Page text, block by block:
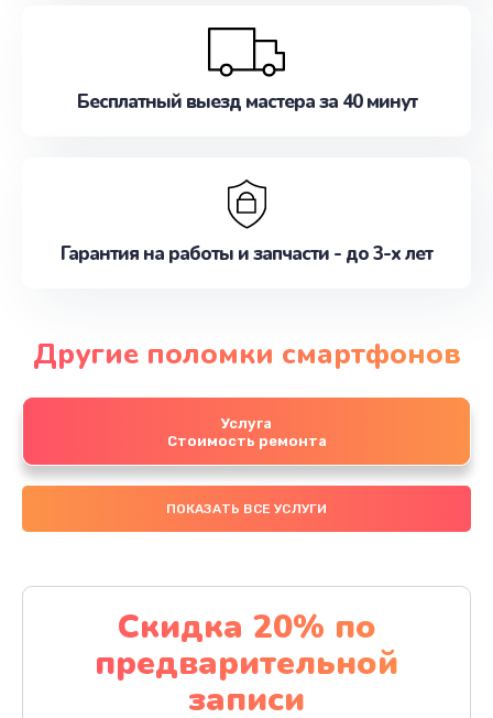
Бесплатный выезд мастера за 40 минут
Гарантия на работы и запчасти - до 3-х лет
Другие поломки смартфонов
Услуга
Стоимость ремонта
ПОКАЗАТЬ ВСЕ УСЛУГИ
Скидка 20% по
предварительной
записи